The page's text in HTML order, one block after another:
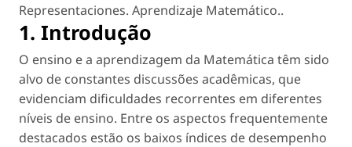
Representaciones. Aprendizaje Matemático..
1. Introdução
O ensino e a aprendizagem da Matemática têm sido
alvo de constantes discussões acadêmicas, que
evidenciam dificuldades recorrentes em diferentes
níveis de ensino. Entre os aspectos frequentemente
destacados estão os baixos índices de desempenho